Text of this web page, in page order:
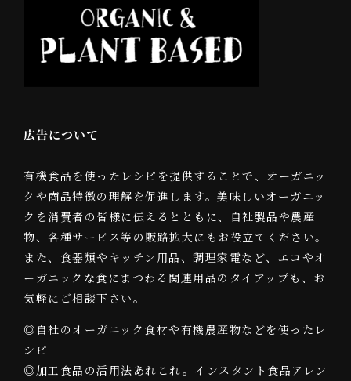
広告について
有機食品を使ったレシピを提供することで、オーガニッ
クや商品特徴の理解を促進します。美味しいオーガニッ
クを消費者の皆様に伝えるとともに、自社製品や農産
物、各種サービス等の販路拡大にもお役立てください。
また、食器類やキッチン用品、調理家電など、エコやオ
ーガニックな食にまつわる関連用品のタイアップも、お
気軽にご相談下さい。
◎自社のオーガニック食材や有機農産物などを使ったレ
シピ
◎加工食品の活用法あれこれ。インスタント食品アレン